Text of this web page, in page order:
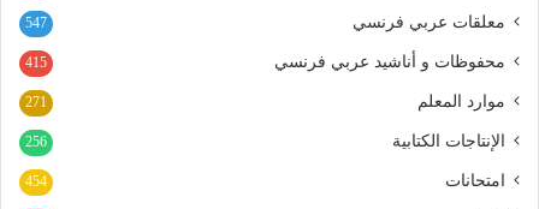
معلقات عربي فرنسي 547
محفوظات و أناشيد عربي فرنسي 415
موارد المعلم 271
الإنتاجات الكتابية 256
امتحانات 454